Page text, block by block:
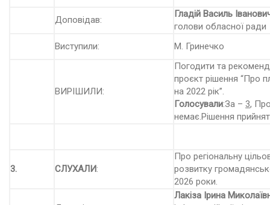
Доповідав:
Гладій Василь
голови обласної ради
Виступили:
М. Гринечко
ВИРІШИЛИ:
Погодити та
проєкт рішення “Про
на 2022 рік”.
Голосували:За – 3,
немає.Рішення
3. СЛУХАЛИ:
Про регіональну
розвитку
2026 роки.
Лакіза Ірина